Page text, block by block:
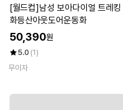
[월드컵]남성 보아다이얼 트레킹
화등산아웃도어운동화
50,390원
5.0 (1)
무이자